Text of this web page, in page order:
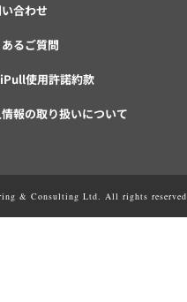
合わせ
るご質問
使用許諾約款
報の取り扱いについて
& Consulting Ltd. All rights reserved.